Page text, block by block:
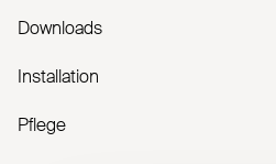
Downloads
Installation
Pflege